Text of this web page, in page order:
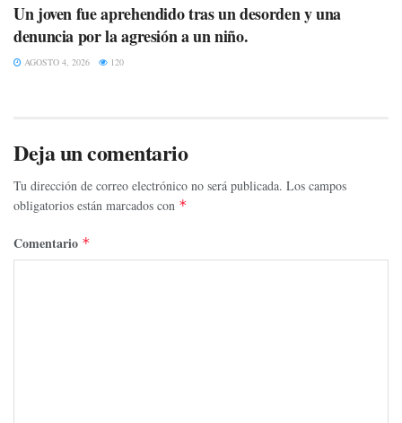
Un joven fue aprehendido tras un desorden y una
denuncia por la agresión a un niño.
AGOSTO 4, 2026 120
Deja un comentario
Tu dirección de correo electrónico no será publicada. Los campos
obligatorios están marcados con *
Comentario *